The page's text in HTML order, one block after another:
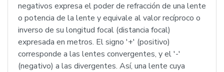
negativos expresa el poder de refracción de una lente
o potencia de la lente y equivale al valor recíproco o
inverso de su longitud focal (distancia focal)
expresada en metros. El signo '+' (positivo)
corresponde a las lentes convergentes, y el '-'
(negativo) a las divergentes. Así, una lente cuya